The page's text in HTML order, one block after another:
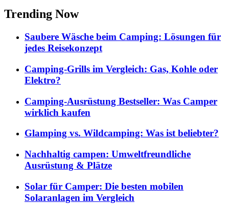
Trending Now
Saubere Wäsche beim Camping: Lösungen für
jedes Reisekonzept
Camping-Grills im Vergleich: Gas, Kohle oder
Elektro?
Camping-Ausrüstung Bestseller: Was Camper
wirklich kaufen
Glamping vs. Wildcamping: Was ist beliebter?
Nachhaltig campen: Umweltfreundliche
Ausrüstung & Plätze
Solar für Camper: Die besten mobilen
Solaranlagen im Vergleich